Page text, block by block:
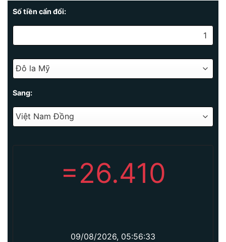
Số tiền cẩn đổi:
Sang:
=26.410
09/08/2026, 05:56:33